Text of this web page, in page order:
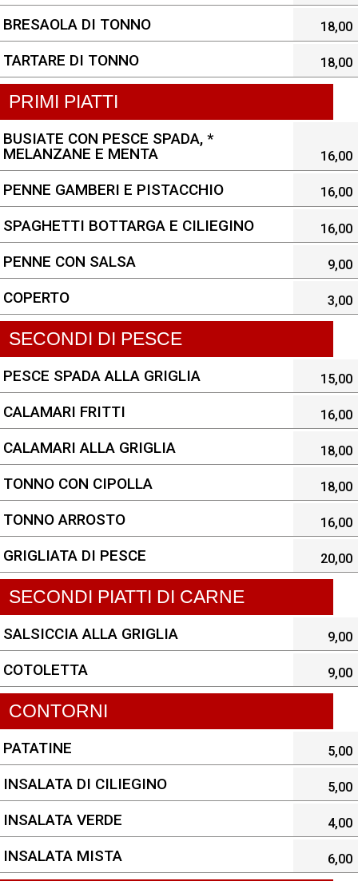
BRESAOLA DI TONNO 18,00
TARTARE DI TONNO 18,00
PRIMI PIATTI
BUSIATE CON PESCE SPADA, *
MELANZANE E MENTA
16,00
PENNE GAMBERI E PISTACCHIO 16,00
SPAGHETTI BOTTARGA E CILIEGINO 16,00
PENNE CON SALSA 9,00
COPERTO 3,00
SECONDI DI PESCE
PESCE SPADA ALLA GRIGLIA 15,00
CALAMARI FRITTI 16,00
CALAMARI ALLA GRIGLIA 18,00
TONNO CON CIPOLLA 18,00
TONNO ARROSTO 16,00
GRIGLIATA DI PESCE 20,00
SECONDI PIATTI DI CARNE
SALSICCIA ALLA GRIGLIA 9,00
COTOLETTA 9,00
CONTORNI
PATATINE 5,00
INSALATA DI CILIEGINO 5,00
INSALATA VERDE 4,00
INSALATA MISTA 6,00